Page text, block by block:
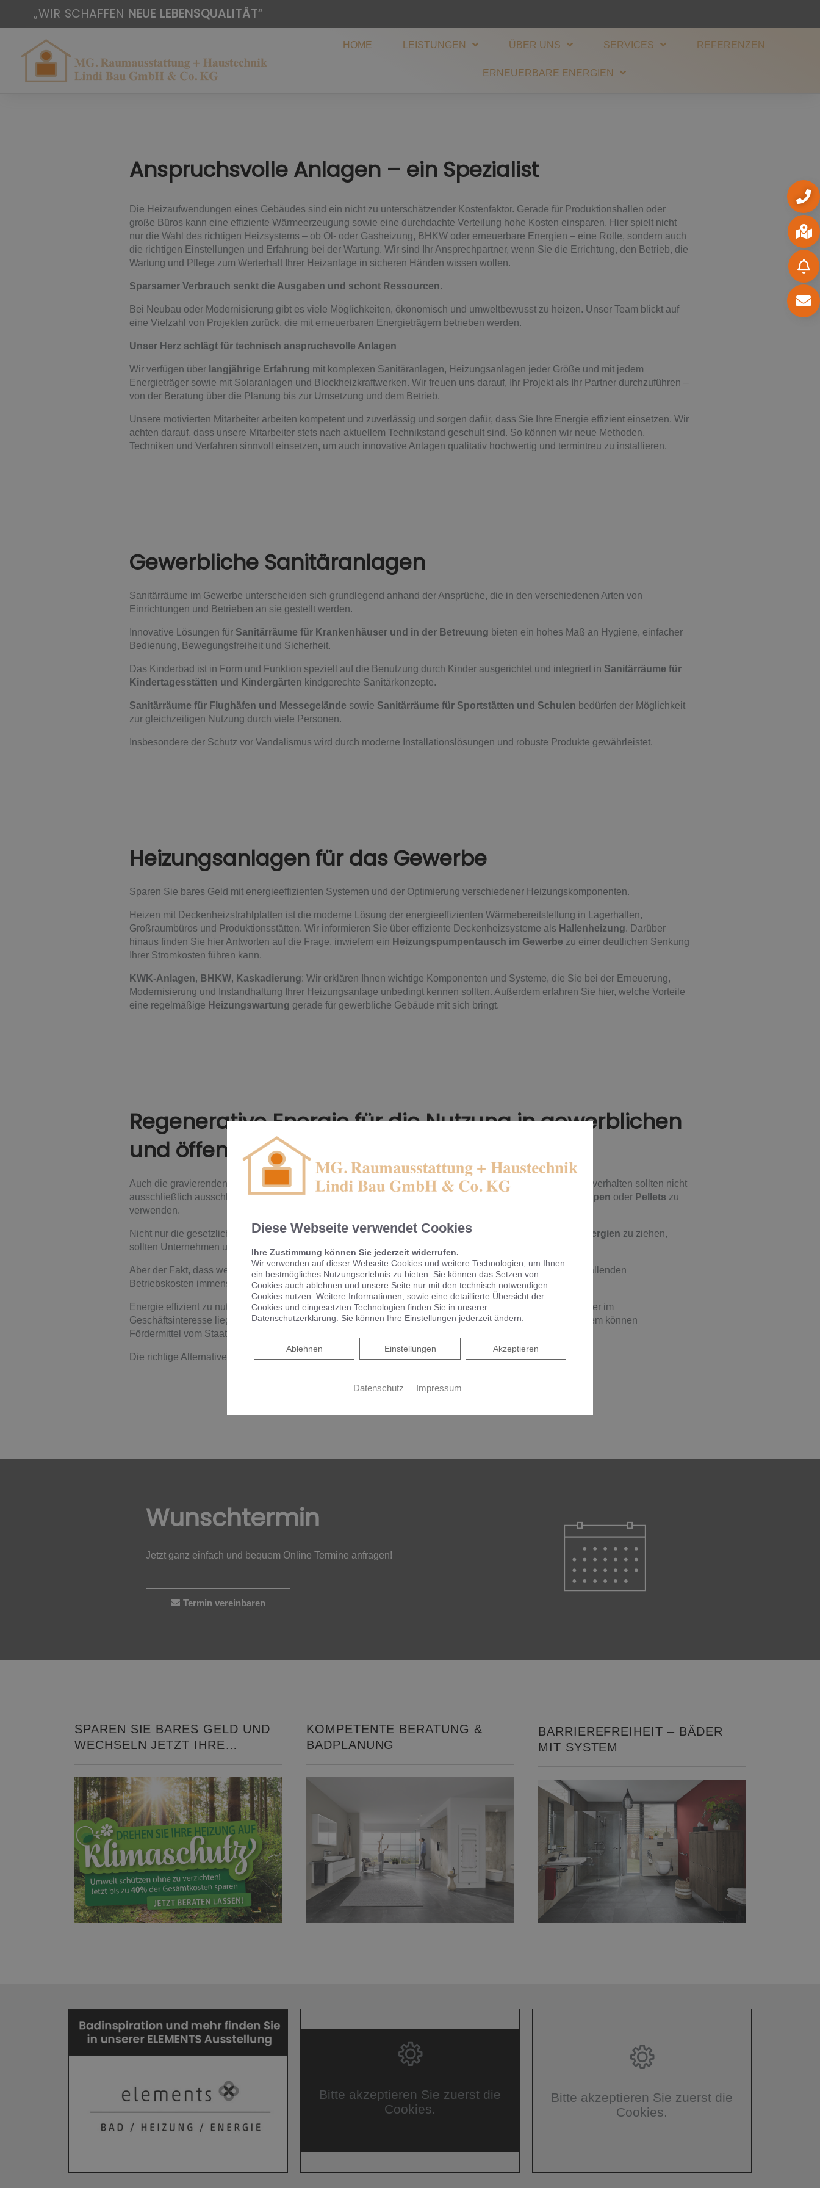
„WIR SCHAFFEN NEUE LEBENSQUALITÄT“
HOME LEISTUNGEN ÜBER UNS SERVICES REFERENZEN
ERNEUERBARE ENERGIEN
Anspruchsvolle Anlagen – ein Spezialist
Die Heizaufwendungen eines Gebäudes sind ein nicht zu unterschätzender Kostenfaktor. Gerade für Produktionshallen oder
große Büros kann eine effiziente Wärmeerzeugung sowie eine durchdachte Verteilung hohe Kosten einsparen. Hier spielt nicht
nur die Wahl des richtigen Heizsystems – ob Öl- oder Gasheizung, BHKW oder erneuerbare Energien – eine Rolle, sondern auch
die richtigen Einstellungen und Erfahrung bei der Wartung. Wir sind Ihr Ansprechpartner, wenn Sie die Errichtung, den Betrieb, die
Wartung und Pflege zum Werterhalt Ihrer Heizanlage in sicheren Händen wissen wollen.
Sparsamer Verbrauch senkt die Ausgaben und schont Ressourcen.
Bei Neubau oder Modernisierung gibt es viele Möglichkeiten, ökonomisch und umweltbewusst zu heizen. Unser Team blickt auf
eine Vielzahl von Projekten zurück, die mit erneuerbaren Energieträgern betrieben werden.
Unser Herz schlägt für technisch anspruchsvolle Anlagen
Wir verfügen über langjährige Erfahrung mit komplexen Sanitäranlagen, Heizungsanlagen jeder Größe und mit jedem
Energieträger sowie mit Solaranlagen und Blockheizkraftwerken. Wir freuen uns darauf, Ihr Projekt als Ihr Partner durchzuführen –
von der Beratung über die Planung bis zur Umsetzung und dem Betrieb.
Unsere motivierten Mitarbeiter arbeiten kompetent und zuverlässig und sorgen dafür, dass Sie Ihre Energie effizient einsetzen. Wir
achten darauf, dass unsere Mitarbeiter stets nach aktuellem Technikstand geschult sind. So können wir neue Methoden,
Techniken und Verfahren sinnvoll einsetzen, um auch innovative Anlagen qualitativ hochwertig und termintreu zu installieren.
Gewerbliche Sanitäranlagen
Sanitärräume im Gewerbe unterscheiden sich grundlegend anhand der Ansprüche, die in den verschiedenen Arten von
Einrichtungen und Betrieben an sie gestellt werden.
Innovative Lösungen für Sanitärräume für Krankenhäuser und in der Betreuung bieten ein hohes Maß an Hygiene, einfacher
Bedienung, Bewegungsfreiheit und Sicherheit.
Das Kinderbad ist in Form und Funktion speziell auf die Benutzung durch Kinder ausgerichtet und integriert in Sanitärräume für
Kindertagesstätten und Kindergärten kindgerechte Sanitärkonzepte.
Sanitärräume für Flughäfen und Messegelände sowie Sanitärräume für Sportstätten und Schulen bedürfen der Möglichkeit
zur gleichzeitigen Nutzung durch viele Personen.
Insbesondere der Schutz vor Vandalismus wird durch moderne Installationslösungen und robuste Produkte gewährleistet.
Heizungsanlagen für das Gewerbe
Sparen Sie bares Geld mit energieeffizienten Systemen und der Optimierung verschiedener Heizungs­komponenten.
Heizen mit Deckenheizstrahlplatten ist die moderne Lösung der energieeffizienten Wärmebereitstellung in Lagerhallen,
Großraumbüros und Produktionsstätten. Wir informieren Sie über effiziente Deckenheizsysteme als Hallenheizung. Darüber
hinaus finden Sie hier Antworten auf die Frage, inwiefern ein Heizungspumpentausch im Gewerbe zu einer deutlichen Senkung
Ihrer Stromkosten führen kann.
KWK-Anlagen, BHKW, Kaskadierung: Wir erklären Ihnen wichtige Komponenten und Systeme, die Sie bei der Erneuerung,
Modernisierung und Instandhaltung Ihrer Heizungsanlage unbedingt kennen sollten. Außerdem erfahren Sie hier, welche Vorteile
eine regelmäßige Heizungswartung gerade für gewerbliche Gebäude mit sich bringt.
Regenerative Energie für die Nutzung in gewerblichen
und öffentlichen Gebäuden
Auch die gravierenden Umweltaspekte durch Erneuerbare Energie in Verbindung mit abgestimmtem Nutzerverhalten sollten nicht
ausschließlich ausschlaggebend sein, um in Ihrem Unternehmen
Wärmepumpen oder Pellets zu
verwenden.
Nicht nur die gesetzlichen Auflagen, bestimmte Teile des genutzten Energiebedarfs aus Regenerativen Energien zu ziehen,
sollten Unternehmen und Kommunen zum Investieren bewegen.
Aber der Fakt, dass wenn intelligent investiert wird, zum Beispiel in individuelle Energiekonzepte
, die anfallenden
Betriebskosten immens fallen können, sollte die Verantwortlichen zum Umdenken bewegen.
Energie effizient zu nutzen, um Kosten zu senken und Gewinne zu maximieren, sollte bei jedem Unternehmer im
Geschäftsinteresse liegen. Oft müssen die Potenziale von erneuerbaren Energien nur erkannt werden. Zudem können
Fördermittel vom Staat beantragt werden.
Die richtige Alternative: für Ihr Unternehmen, für die Umwelt, für Sie!
Wunschtermin
Jetzt ganz einfach und bequem Online Termine anfragen!
Termin vereinbaren
SPAREN SIE BARES GELD UND
WECHSELN JETZT IHRE
KOMPETENTE BERATUNG &
BADPLANUNG
BARRIEREFREIHEIT – BÄDER
MIT SYSTEM
Bitte akzeptieren Sie zuerst die
Cookies.
Bitte akzeptieren Sie zuerst die
Cookies.
Diese Webseite verwendet Cookies
Ihre Zustimmung können Sie jederzeit widerrufen.
Wir verwenden auf dieser Webseite Cookies und weitere Technologien, um Ihnen
ein bestmögliches Nutzungserlebnis zu bieten. Sie können das Setzen von
Cookies auch ablehnen und unsere Seite nur mit den technisch notwendigen
Cookies nutzen. Weitere Informationen, sowie eine detaillierte Übersicht der
Cookies und eingesetzten Technologien finden Sie in unserer
Datenschutzerklärung . Sie können Ihre Einstellungen jederzeit ändern.
Akzeptieren
Einstellungen
Ablehnen
Ablehnen
Datenschutz Impressum